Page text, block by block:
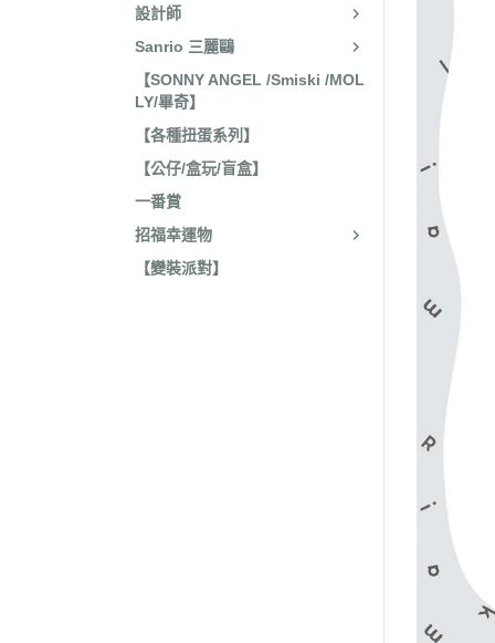
手機、耳機、電腦周邊
旅行用品
2022年4
2021年12
2021年12
2021年4
2021年2
2020年4
2020年03
2020年02
貓咪三兄
設計師
Sanrio 三麗鷗
【SONNY ANGEL /Smiski /MOL
LY/畢奇】
【各種扭蛋系列】
【公仔/盒玩/盲盒】
一番賞
招福幸運物
【變裝派對】